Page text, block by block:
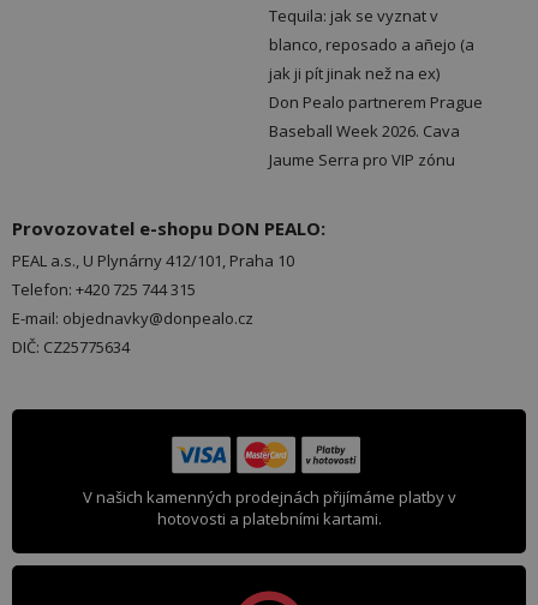
Tequila: jak se vyznat v
blanco, reposado a añejo (a
jak ji pít jinak než na ex)
Don Pealo partnerem Prague
Baseball Week 2026. Cava
Jaume Serra pro VIP zónu
Provozovatel e-shopu DON PEALO:
PEAL a.s., U Plynárny 412/101, Praha 10
Telefon: +420 725 744 315
E-mail: objednavky@donpealo.cz
DIČ: CZ25775634
V našich kamenných prodejnách přijímáme platby v
hotovosti a platebními kartami.